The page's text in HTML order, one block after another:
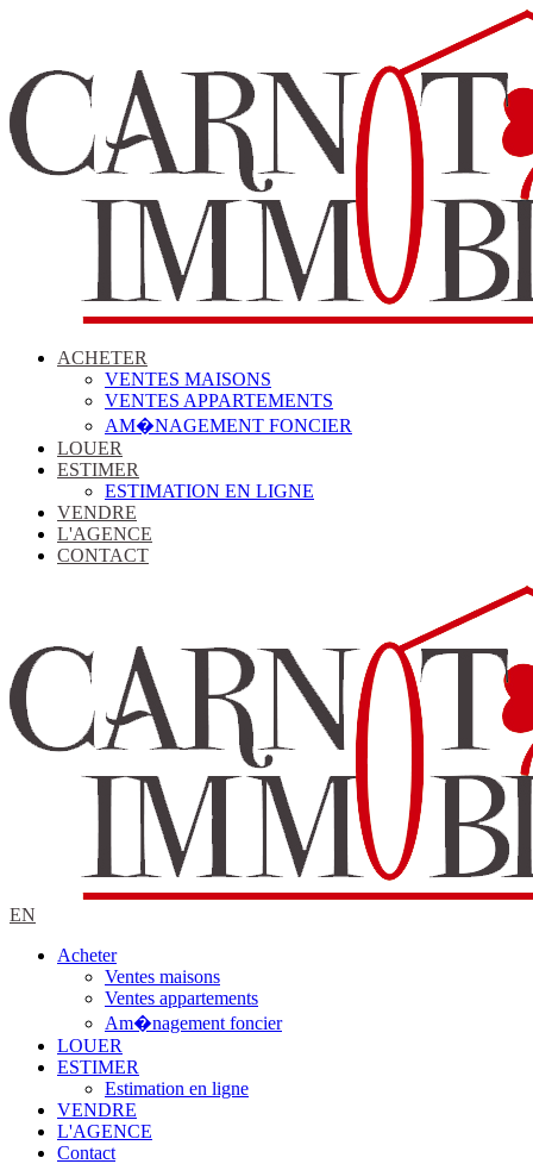
ACHETER
VENTES MAISONS
VENTES APPARTEMENTS
AM�NAGEMENT FONCIER
LOUER
ESTIMER
ESTIMATION EN LIGNE
VENDRE
L'AGENCE
CONTACT
EN
Acheter
Ventes maisons
Ventes appartements
Am�nagement foncier
LOUER
ESTIMER
Estimation en ligne
VENDRE
L'AGENCE
Contact